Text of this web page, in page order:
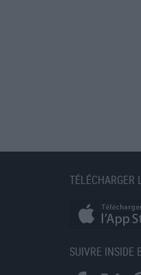
TÉLÉCHARGER
SUIVRE INSIDE